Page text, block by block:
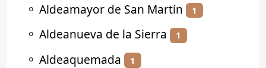
⚬ Aldeamayor de San Martín 1
⚬ Aldeanueva de la Sierra 1
⚬ Aldeaquemada 1